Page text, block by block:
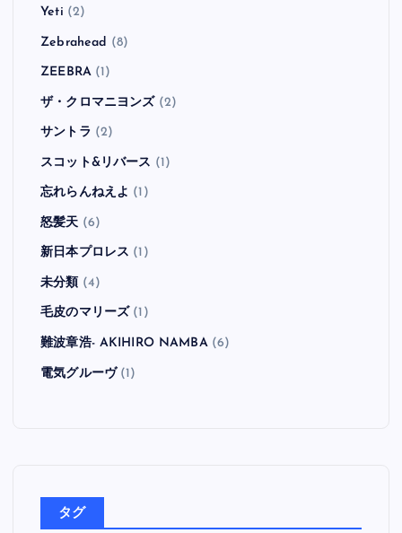
Yeti (2)
Zebrahead (8)
ZEEBRA(1)
ザ・クロマニヨンズ(2)
サントラ (2)
スコット&リバース (1)
忘れらんねえよ (1)
怒髪天 (6)
新日本プロレス (1)
未分類 (4)
毛皮のマリーズ (1)
難波章浩- AKIHIRO NAMBA(6)
電気グルーヴ(1)
タグ